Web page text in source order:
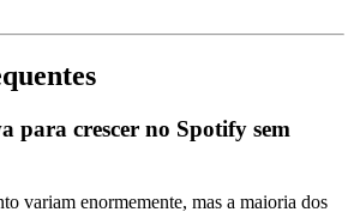
para crescer no Spotify sem
variam enormemente, mas a maioria dos